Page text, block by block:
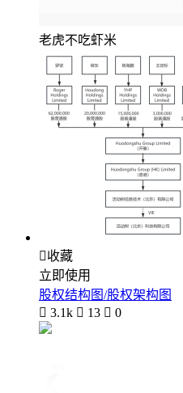
老虎不吃虾米
收藏
立即使用
股权结构图/股权架构图
 3.1k  13  0